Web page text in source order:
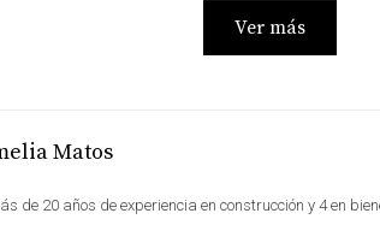
considerar estos gastos al calcular
Ver más
Matos
de 20 años de experiencia en construcción y 4 en